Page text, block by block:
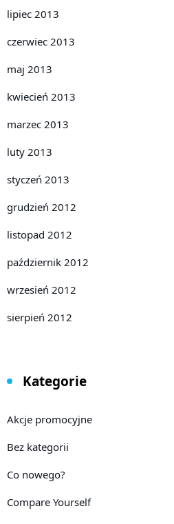
lipiec 2013
czerwiec 2013
maj 2013
kwiecień 2013
marzec 2013
luty 2013
styczeń 2013
grudzień 2012
listopad 2012
październik 2012
wrzesień 2012
sierpień 2012
Kategorie
Akcje promocyjne
Bez kategorii
Co nowego?
Compare Yourself